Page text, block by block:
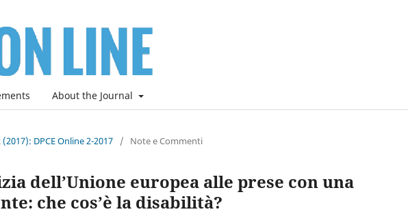
About the Journal
DPCE Online 2-2017 / Note e Commenti
dell’Unione europea alle prese con una
che cos’è la disabilità?